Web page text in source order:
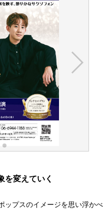
を変えていく
ップスのイメージを思い浮かべ